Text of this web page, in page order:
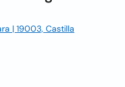
| 19003, Castilla